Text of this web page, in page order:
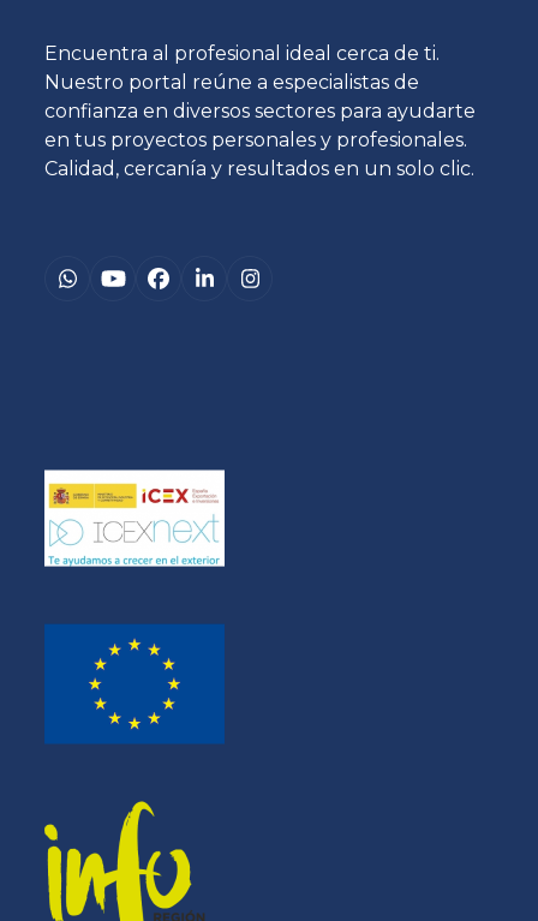
Encuentra al profesional ideal cerca de ti.
Nuestro portal reúne a especialistas de
confianza en diversos sectores para ayudarte
en tus proyectos personales y profesionales.
Calidad, cercanía y resultados en un solo clic.
Whatsapp
YouTubeFacebook
LinkedInInstagram